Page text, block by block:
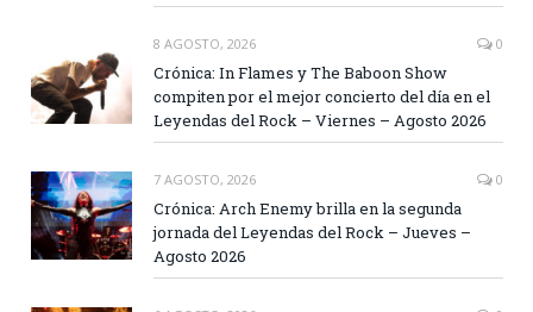
8 AGOSTO, 2026 0
Crónica: In Flames y The Baboon Show
compiten por el mejor concierto del día en el
Leyendas del Rock – Viernes – Agosto 2026
7 AGOSTO, 2026 0
Crónica: Arch Enemy brilla en la segunda
jornada del Leyendas del Rock – Jueves –
Agosto 2026